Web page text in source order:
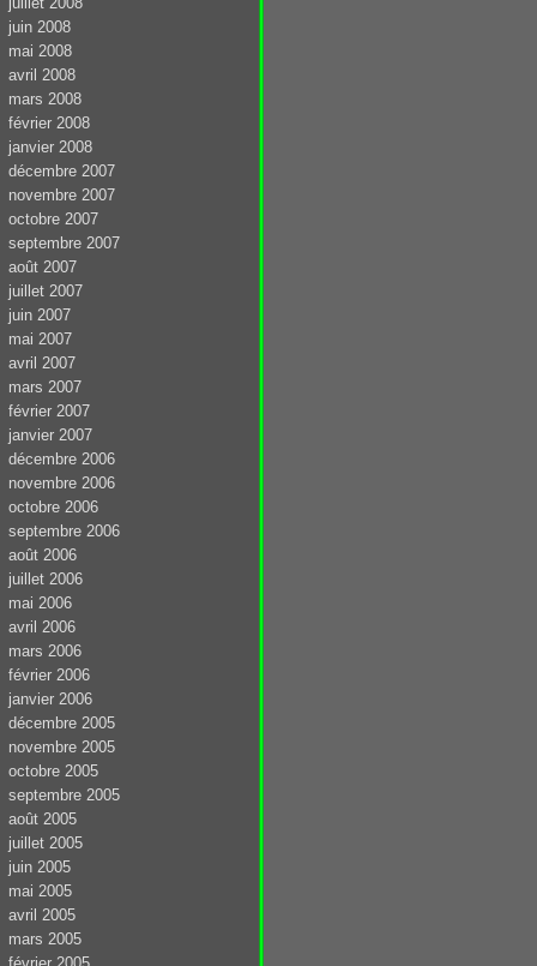
juin 2008
mai 2008
avril 2008
mars 2008
février 2008
janvier 2008
décembre 2007
novembre 2007
octobre 2007
septembre 2007
août 2007
juillet 2007
juin 2007
mai 2007
avril 2007
mars 2007
février 2007
janvier 2007
décembre 2006
novembre 2006
octobre 2006
septembre 2006
août 2006
juillet 2006
mai 2006
avril 2006
mars 2006
février 2006
janvier 2006
décembre 2005
novembre 2005
octobre 2005
septembre 2005
août 2005
juillet 2005
juin 2005
mai 2005
avril 2005
mars 2005